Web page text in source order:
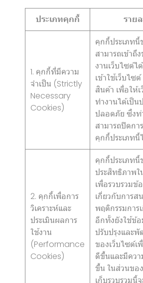
ประเภทคุกกี้ ราย
1. คุกกี้ที่มีความ
จำเป็น (Strictly
Necessary
Cookies)
คุกกี้ประเภท
สามารถเข้าถึ
งานเว็บไซต์ไ
เข้าใช้เว็บไซ
สินค้า เพื่อให้
ทำงานได้เป็น
ปลอดภัย ซึ่งท่
สามารถปิดกา
คุกกี้ประเภทนี้
2. คุกกี้เพื่อการ
วิเคราะห์และ
ประเมินผลการ
ใช้งาน
(Performance
Cookies)
คุกกี้ประเภทนี้
ประสิทธิภาพใ
เพื่อรวบรวม
เกี่ยวกับการส
พฤติกรรมการ
อีกทั้งยังใช้ข้
ปรับปรุงและ
ของเว็บไซต์
ดีขึ้นและมีคว
ขึ้น ในส่วนข
เก็บรวบรวมนี้